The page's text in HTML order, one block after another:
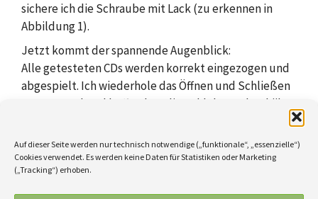
Auf dieser Seite werden nur technisch notwendige („funktionale“, „essenzielle“)
Cookies verwendet. Es werden keine Daten für Statistiken oder Marketing
(„Tracking“) erhoben.
sichere ich die Schraube mit Lack (zu erkennen in
Abbildung 1).
Jetzt kommt der spannende Augenblick:
Alle getesteten CDs werden korrekt eingezogen und
abgespielt. Ich wiederhole das Öffnen und Schließen
etwa 50-mal und hoffe, dass die geklebte Achse hält.
Kategorien
Aus der Werkstatt
Schlagwörter
CD-Spieler